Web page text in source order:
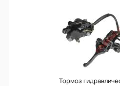
Тормоз